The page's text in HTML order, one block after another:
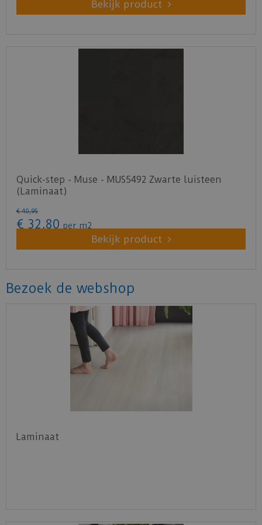
Bekijk product
Quick-step - Muse - MUS5492 Zwarte luisteen
(Laminaat)
€ 40,95
€ 32 ,80 per m2
Bekijk product
Bezoek de webshop
Laminaat